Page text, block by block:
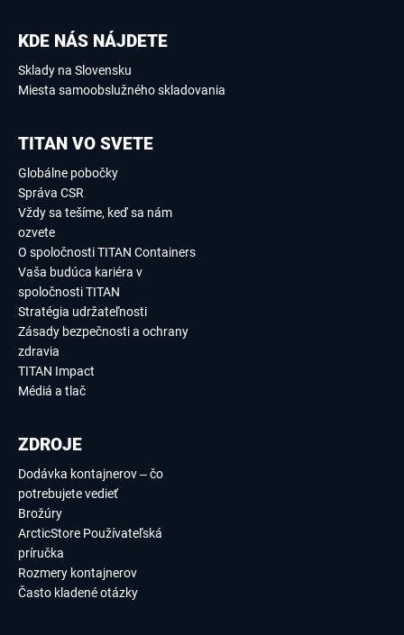
KDE NÁS NÁJDETE
Sklady na Slovensku
Miesta samoobslužného skladovania
TITAN VO SVETE
Globálne pobočky
Správa CSR
Vždy sa tešíme, keď sa nám
ozvete
O spoločnosti TITAN Containers
Vaša budúca kariéra v
spoločnosti TITAN
Stratégia udržateľnosti
Zásady bezpečnosti a ochrany
zdravia
TITAN Impact
Médiá a tlač
ZDROJE
Dodávka kontajnerov – čo
potrebujete vedieť
Brožúry
ArcticStore Používateľská
príručka
Rozmery kontajnerov
Často kladené otázky